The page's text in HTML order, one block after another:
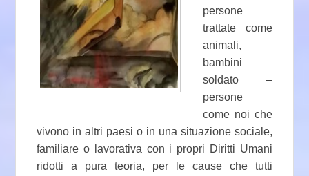
persone
trattate come
animali,
bambini
soldato –
persone
come noi che
vivono in altri paesi o in una situazione sociale,
familiare o lavorativa con i propri Diritti Umani
ridotti a pura teoria, per le cause che tutti